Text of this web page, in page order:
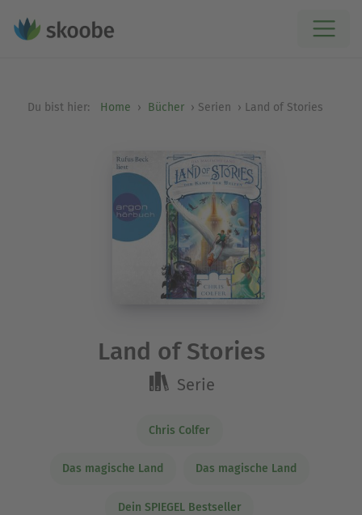
Du bist hier: Home Bücher Serien Land of Stories
Land of Stories
Serie
Chris Colfer
Das magische Land Das magische Land
Dein SPIEGEL Bestseller